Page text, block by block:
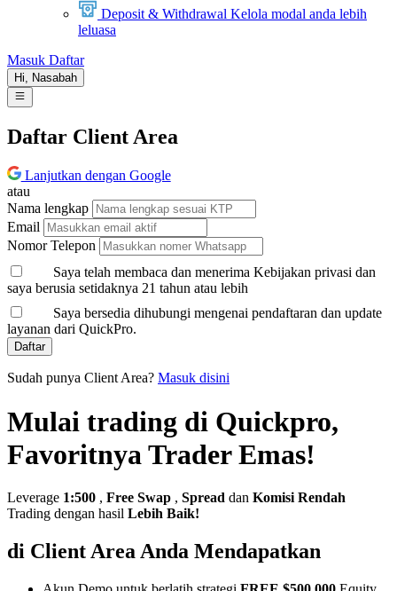
Deposit & Withdrawal Kelola modal anda lebih
leluasa
Masuk Daftar
Hi, Nasabah
Daftar Client Area
Lanjutkan dengan Google
atau
Nama lengkap
Email
Nomor Telepon
Saya telah membaca dan menerima Kebijakan privasi dan
saya berusia setidaknya 21 tahun atau lebih
Saya bersedia dihubungi mengenai pendaftaran dan update
layanan dari QuickPro.
Daftar
Sudah punya Client Area? Masuk disini
Mulai trading di Quickpro,
Favoritnya Trader Emas!
Leverage 1:500 , Free Swap , Spread dan Komisi Rendah
Trading dengan hasil Lebih Baik!
di Client Area Anda Mendapatkan